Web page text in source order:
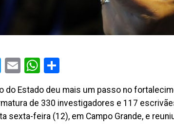
Twitter
EmailWhatsApp
do Estado deu mais um passo no
de 330 investigadores e 117
sexta-feira (12), em Campo Grande, e